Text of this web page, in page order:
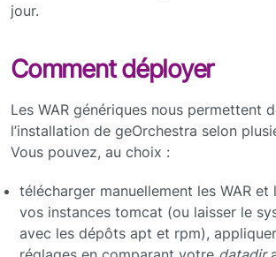
jour.
Comment déployer
Les WAR génériques nous permettent
l’installation de geOrchestra selon
Vous pouvez, au choix :
télécharger manuellement les WAR
vos instances tomcat (ou laisser le
avec les dépôts apt et rpm),